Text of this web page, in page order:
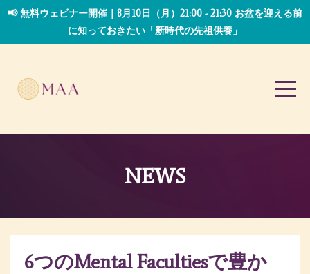
📢 無料ウェビナー開催｜8月10日（月）21:00 - 21:30 お盆を迎える前
に知っておきたい「新時代の先祖供養」
NEWS
6つのMental Facultiesで豊か